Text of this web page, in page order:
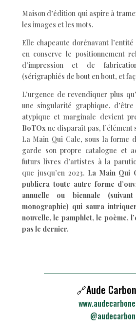
Maison d’édition qui aspire à
les images et les mots.
Elle chapeaute dorénavant l’entité
en conserve le positionnement
d’impression et de
(sérigraphiés de bout en bout, et
L’urgence de revendiquer plus
une singularité graphique, d’être
atypique et marginale devient
BoTOx ne disparaît pas, l’élément
La Main Qui Cale, sous la forme
garde son propre catalogue et
futurs livres d’artistes à la
que jusqu’en 2023. La Main Qui
publiera toute autre forme
annuelle ou biennale
monographie) qui saura
nouvelle, le pamphlet, le poème,
pas le dernier.
🔗Aude